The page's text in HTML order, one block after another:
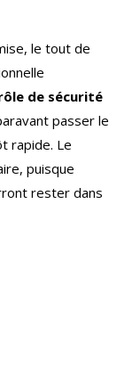
le tout de
de sécurité
passer le
rapide. Le
puisque
rester dans